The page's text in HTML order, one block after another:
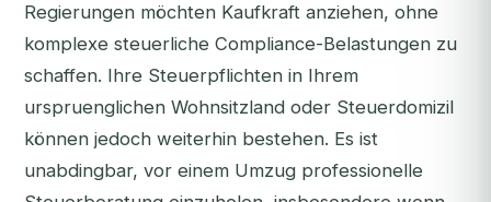
Regierungen möchten Kaufkraft anziehen, ohne
komplexe steuerliche Compliance-Belastungen zu
schaffen. Ihre Steuerpflichten in Ihrem
urspruenglichen Wohnsitzland oder Steuerdomizil
können jedoch weiterhin bestehen. Es ist
unabdingbar, vor einem Umzug professionelle